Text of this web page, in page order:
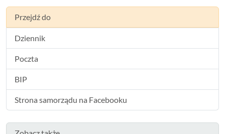
Przejdź do
Dziennik
Poczta
BIP
Strona samorządu na Facebooku